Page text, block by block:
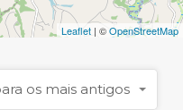
Leaflet | ©OpenStreetMap
os mais antigos